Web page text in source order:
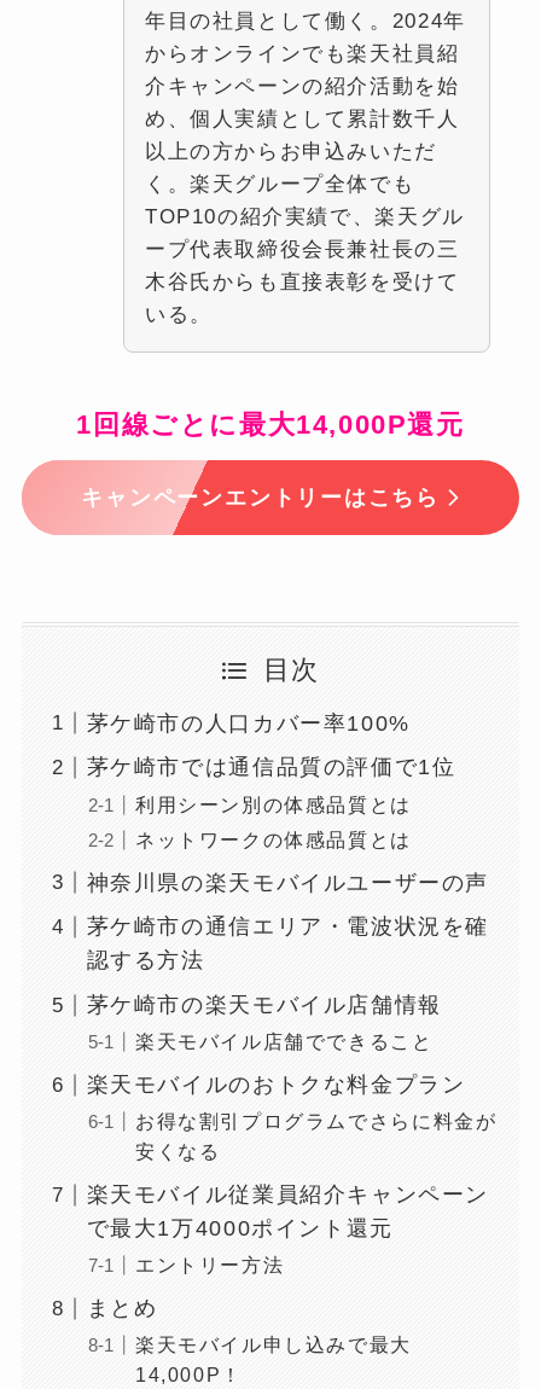
年目の社員として働く。2024年
からオンラインでも楽天社員紹
介キャンペーンの紹介活動を始
め、個人実績として累計数千人
以上の方からお申込みいただ
く。楽天グループ全体でも
TOP10の紹介実績で、楽天グル
ープ代表取締役会長兼社長の三
木谷氏からも直接表彰を受けて
いる。
1回線ごとに最大14,000P還元
キャンペーンエントリーはこちら
目次
茅ケ崎市の人口カバー率100%
茅ケ崎市では通信品質の評価で1位
利用シーン別の体感品質とは
ネットワークの体感品質とは
神奈川県の楽天モバイルユーザーの声
茅ケ崎市の通信エリア・電波状況を確
認する方法
茅ケ崎市の楽天モバイル店舗情報
楽天モバイル店舗でできること
楽天モバイルのおトクな料金プラン
お得な割引プログラムでさらに料金が
安くなる
楽天モバイル従業員紹介キャンペーン
で最大1万4000ポイント還元
エントリー方法
まとめ
楽天モバイル申し込みで最大
14,000P！